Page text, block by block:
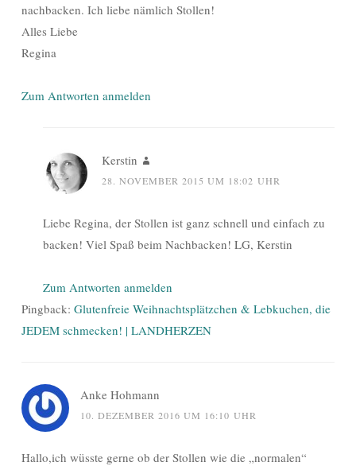
nachbacken. Ich liebe nämlich Stollen!
Alles Liebe
Regina
Zum Antworten anmelden
Kerstin
28. NOVEMBER 2015 UM 18:02 UHR
Liebe Regina, der Stollen ist ganz schnell und einfach zu
backen! Viel Spaß beim Nachbacken! LG, Kerstin
Zum Antworten anmelden
Pingback: Glutenfreie Weihnachtsplätzchen & Lebkuchen, die
JEDEM schmecken! | LANDHERZEN
Anke Hohmann
10. DEZEMBER 2016 UM 16:10 UHR
Hallo,ich wüsste gerne ob der Stollen wie die „normalen“